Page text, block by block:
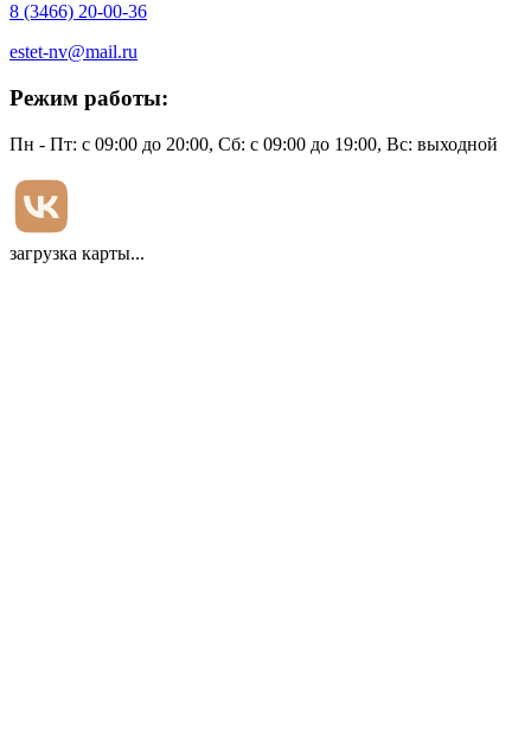
8 (3466) 20-00-36
estet-nv@mail.ru
Режим работы:
Пн - Пт: с 09:00 до 20:00, Сб: с 09:00 до 19:00, Вс: выходной
загрузка карты...